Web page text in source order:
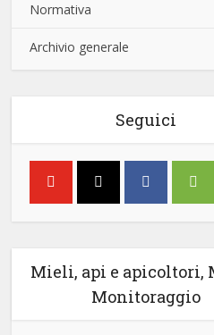
Normativa
Archivio generale
Seguici
Mieli, api e apicoltori,
Monitoraggio